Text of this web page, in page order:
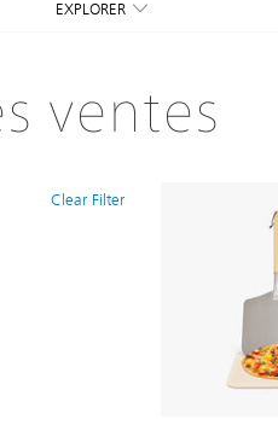
EXPLORER
ventes
Clear Filter